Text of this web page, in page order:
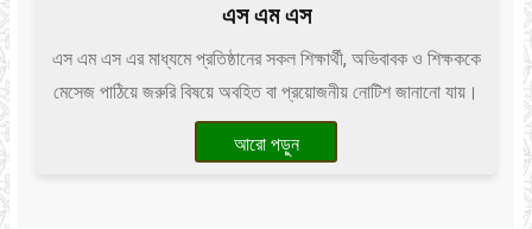
এস এম এস
এস এম এস এর মাধ্যমে প্রতিষ্ঠানের সকল শিক্ষার্থী, অভিবাবক ও শিক্ষককে
মেসেজ পাঠিয়ে জরুরি বিষয়ে অবহিত বা প্রয়োজনীয় নোটিশ জানানো যায়।
আরো পড়ুন